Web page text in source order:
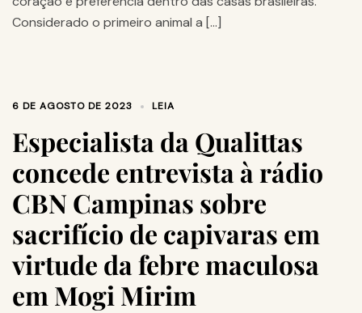
Considerado o primeiro animal a […]
6 DE AGOSTO DE 2023 LEIA
Especialista da Qualittas
concede entrevista à rádio
CBN Campinas sobre
sacrifício de capivaras em
virtude da febre maculosa
em Mogi Mirim